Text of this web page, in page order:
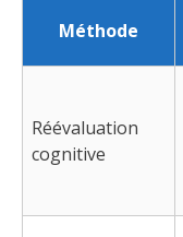
Méthode
Réévaluation
cognitive